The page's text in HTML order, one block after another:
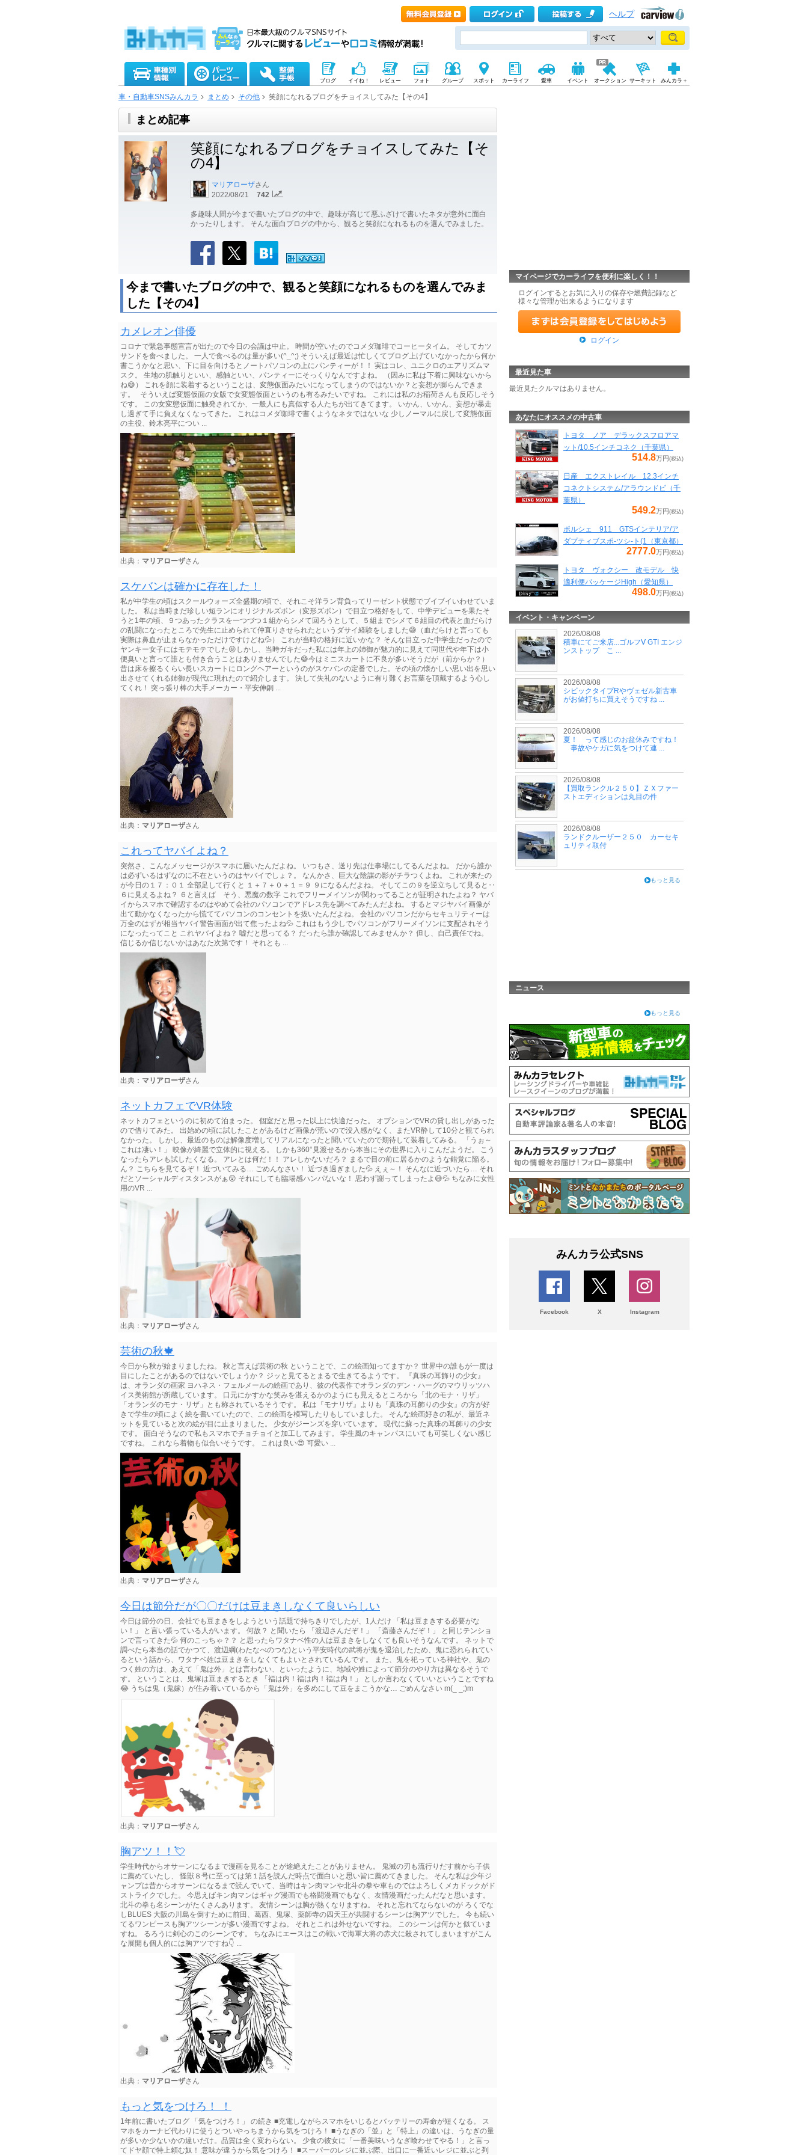
ヘルプ
ブログ イイね！ レビュー フォト グループ スポット カーライフ 愛車 イベント オークション サーキット みんカラ＋
車・自動車SNSみんカラ まとめ その他 笑顔になれるブログをチョイスしてみた【その4】
まとめ記事
笑顔になれるブログをチョイスしてみた【そ
の4】
マリアローザさん
2022/08/21
742
多趣味人間が今まで書いたブログの中で、趣味が高じて悪ふざけで書いたネタが意外に面白
かったりします。 そんな面白ブログの中から、観ると笑顔になれるものを選んでみました。
今まで書いたブログの中で、観ると笑顔になれるものを選んでみま
した【その4】
カメレオン俳優
コロナで緊急事態宣言が出たので今日の会議は中止。 時間が空いたのでコメダ珈琲でコーヒータイム。 そしてカツ
サンドを食べました。 一人で食べるのは量が多い(^_^;) そういえば最近は忙しくてブログ上げていなかったから何か
書こうかなと思い、下に目を向けるとノートパソコンの上にパンティーが！！ 実はコレ、ユニクロのエアリズムマ
スク。 生地の肌触りといい、感触といい、パンティーにそっくりなんですよね。 （因みに私は下着に興味ないから
ね😅） これを顔に装着するということは、変態仮面みたいになってしまうのではないか？と妄想が膨らんできま
す。 そういえば変態仮面の女版で女変態仮面というのも有るみたいですね。 これには私のお稲荷さんも反応しそう
です。 この女変態仮面に触発されてか、一般人にも真似する人たちが出てきてます。 いかん、いかん、妄想が暴走
し過ぎて手に負えなくなってきた。 これはコメダ珈琲で書くようなネタではないな 少しノーマルに戻して変態仮面
の主役、鈴木亮平につい ...
出典： マリアローザさん
スケバンは確かに存在した！
私が中学生の頃はスクールウォーズ全盛期の頃で、それこそ洋ラン背負ってリーゼント状態でブイブイいわせていま
した。 私は当時まだ珍しい短ランにオリジナルズボン（変形ズボン）で目立つ格好をして、中学デビューを果たそ
うと1年の頃、９つあったクラスを一つづつ１組からシメて回ろうとして、５組までシメて６組目の代表と血だらけ
の乱闘になったところで先生に止められて仲直りさせられたというダサイ経験をしました😅（血だらけと言っても
実際は鼻血が止まらなかっただけですけどね💦） これが当時の格好に近いかな？ そんな目立った中学生だったので
ヤンキー女子にはモテモテでした😝しかし、当時ガキだった私には年上の姉御が魅力的に見えて同世代や年下は小
便臭いと言って誰とも付き合うことはありませんでした😅今はミニスカートに不良が多いそうだが（前からか？）
昔は床を擦るくらい長いスカートにロングヘアーというのがスケバンの定番でした。その頃の懐かしい思い出を思い
出させてくれる姉御が現代に現れたので紹介します。 決して失礼のないように有り難くお言葉を頂戴するよう心し
てくれ！ 突っ張り棒の大手メーカー・平安伸銅 ...
出典： マリアローザさん
これってヤバイよね？
突然さ、こんなメッセージがスマホに届いたんだよね。 いつもさ、送り先は仕事場にしてるんだよね。 だから誰か
は必ずいるはずなのに不在というのはヤバイでしょ？。 なんかさ、巨大な陰謀の影がチラつくよね。 これが来たの
が今日の１７：０１ 全部足して行くと １＋７＋０＋１＝９ ９になるんだよね。 そしてこの９を逆立ちして見ると‥
６に見えるよね？ ６と言えば そう、悪魔の数字 これでフリーメイソンが関わってることが証明されたよね？ ヤバ
イからスマホで確認するのはやめて会社のパソコンでアドレス先を調べてみたんだよね。 するとマジヤバイ画像が
出て動かなくなったから慌ててパソコンのコンセントを抜いたんだよね。 会社のパソコンだからセキュリティーは
万全のはずが相当ヤバイ警告画面が出て焦ったよね💦 これはもう少しでパソコンがフリーメイソンに支配されそう
になったってこと これヤバイよね？ 嘘だと思ってる？ だったら誰か確認してみませんか？ 但し、自己責任でね。
信じるか信じないかはあなた次第です！ それとも ...
出典： マリアローザさん
ネットカフェでVR体験
ネットカフェというのに初めて泊まった。 個室だと思った以上に快適だった。 オプションでVRの貸し出しがあった
ので借りてみた。 出始めの頃に試したことがあるけど画像が荒いので没入感がなく、またVR酔して10分と観てられ
なかった。 しかし、最近のものは解像度増してリアルになったと聞いていたので期待して装着してみる。 「うぉ～
これは凄い！」 映像が綺麗で立体的に視える。 しかも360°見渡せるから本当にその世界に入りこんだようだ。 こう
なったらアレも試したくなる。 アレとは何だ！！ アレしかないだろ？ まるで目の前に居るかのような錯覚に陥る。
ん？ こちらを見てるぞ！ 近づいてみる… ごめんなさい！ 近づき過ぎました💦 えぇ～！ そんなに近づいたら… それ
だとソーシャルディスタンスがぁ😲 それにしても臨場感ハンパないな！ 思わず謝ってしまったよ😅💦 ちなみに女性
用のVR ...
出典： マリアローザさん
芸術の秋🍁
今日から秋が始まりましたね。 秋と言えば芸術の秋 ということで、この絵画知ってますか？ 世界中の誰もが一度は
目にしたことがあるのではないでしょうか？ ジッと見てるとまるで生きてるようです。 『真珠の耳飾りの少女』
は、オランダの画家 ヨハネス・フェルメールの絵画であり、彼の代表作でオランダのデン・ハーグのマウリッツハ
イス美術館が所蔵しています。 口元にかすかな笑みを湛えるかのようにも見えるところから「北のモナ・リザ」
「オランダのモナ・リザ」とも称されているそうです。 私は『モナリザ』よりも『真珠の耳飾りの少女』の方が好
きで学生の頃によく絵を書いていたので、この絵画を模写したりもしていました。 そんな絵画好きの私が、最近ネ
ットを見ていると次の絵が目に止まりました。 少女がジーンズを穿いています。 現代に蘇った真珠の耳飾りの少女
です。 面白そうなので私もスマホでチョチョイと加工してみます。 学生風のキャンパスにいても可笑しくない感じ
ですね。 これなら着物も似合いそうです。 これは良い😍 可愛い ...
出典： マリアローザさん
今日は節分だが〇〇だけは豆まきしなくて良いらしい
今日は節分の日、会社でも豆まきをしようという話題で持ちきりでしたが、1人だけ 「私は豆まきする必要がな
い！」 と言い張っている人がいます。 何故？ と聞いたら 「渡辺さんだぞ！」 「斎藤さんだぞ！」 と同じテンショ
ンで言ってきた💦 何のこっちゃ？？ と思ったらワタナベ性の人は豆まきをしなくても良いそうなんです。 ネットで
調べたら本当の話でかつて、渡辺綱(わたなべのつな)という平安時代の武将が鬼を退治したため、鬼に恐れられてい
るという話から、ワタナベ姓は豆まきをしなくてもよいとされているんです。 また、鬼を祀っている神社や、鬼の
つく姓の方は、あえて「鬼は外」とは言わない、といったように、地域や姓によって節分のやり方は異なるそうで
す。 ということは、鬼塚は豆まきするとき 「福は内！福は内！福は内！」 としか言わなくていいということですね
😂 うちは鬼（鬼嫁）が住み着いているから「鬼は外」を多めにして豆をまこうかな… ごめんなさい m(_ _;)m
出典： マリアローザさん
胸アツ！！💘
学生時代からオサーンになるまで漫画を見ることが途絶えたことがありません。 鬼滅の刃も流行りだす前から子供
に薦めていたし、 怪獣８号に至っては第１話を読んだ時点で面白いと思い皆に薦めてきました。 そんな私は少年ジ
ャンプは昔からオサーンになるまで読んでいて、当時はキン肉マンや北斗の拳や車ものではよろしくメカドックがド
ストライクでした。 今思えばキン肉マンはギャグ漫画でも格闘漫画でもなく、友情漫画だったんだなと思います。
北斗の拳も名シーンがたくさんあります。 友情シーンは胸が熱くなりますね。 それと忘れてならないのが ろくでな
しBLUES 大阪の川島を倒すために前田、葛西、鬼塚、薬師寺の四天王が共闘するシーンは胸アツでした。 今も続い
てるワンピースも胸アツシーンが多い漫画ですよね。 それとこれは外せないですね。 このシーンは何かと似ていま
すね。 るろうに剣心のこのシーンです。 ちなみにエースはこの戦いで海軍大将の赤犬に殺されてしまいますがこん
な展開も個人的には胸アツですね👇 ...
出典： マリアローザさん
もっと気をつけろ！ ！
1年前に書いたブログ 「気をつけろ！」 の続き ■充電しながらスマホをいじるとバッテリーの寿命が短くなる。 ス
マホをカーナビ代わりに使うとついやっちまうから気をつけろ！ ■うなぎの「並」と「特上」の違いは、うなぎの量
が多いか少ないかの違いだけ。品質は全く変わらない。 少食の彼女に「一番美味いうなぎ喰わせてやる！」と言っ
てドヤ顔で特上頼む奴！ 意味が違うから気をつけろ！ ■スーパーのレジに並ぶ際、出口に一番近いレジに並ぶと列
マイページでカーライフを便利に楽しく！！
ログインするとお気に入りの保存や燃費記録など
様々な管理が出来るようになります
ログイン
最近見た車
最近見たクルマはありません。
あなたにオススメの中古車
トヨタ ノア デラックスフロアマ
ット/10.5インチコネク（千葉県）
514.8万円(税込)
日産 エクストレイル 12.3インチ
コネクトシステム/アラウンドビ（千
葉県）
549.2万円(税込)
ポルシェ 911 GTSインテリア/ア
ダプティブスポ-ツシ-ト(1（東京都）
2777.0万円(税込)
トヨタ ヴォクシー 改モデル 快
適利便パッケージHigh（愛知県）
498.0万円(税込)
イベント・キャンペーン
2026/08/08
積車にてご来店...ゴルフⅤ GTI エンジ
ンストップ こ ...
2026/08/08
シビックタイプRやヴェゼル新古車
がお値打ちに買えそうですね ...
2026/08/08
夏！ って感じのお盆休みですね！
事故やケガに気をつけて連 ...
2026/08/08
【買取ランクル２５０】ＺＸファー
ストエディションは丸目の件
2026/08/08
ランドクルーザー２５０ カーセキ
ュリティ取付
もっと見る
ニュース
もっと見る
みんカラ公式SNS
Facebook X Instagram